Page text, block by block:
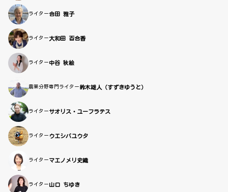
ライター合田 雅子
ライター 大和田 百合香
ライター 中谷 秋絵
農業分野専門ライター 鈴木雄人（すずきゆうと）
ライター サオリス・ユーフラテス
ライター ウエシバユウタ
ライター マエノメリ史織
ライター 山口 ちゆき